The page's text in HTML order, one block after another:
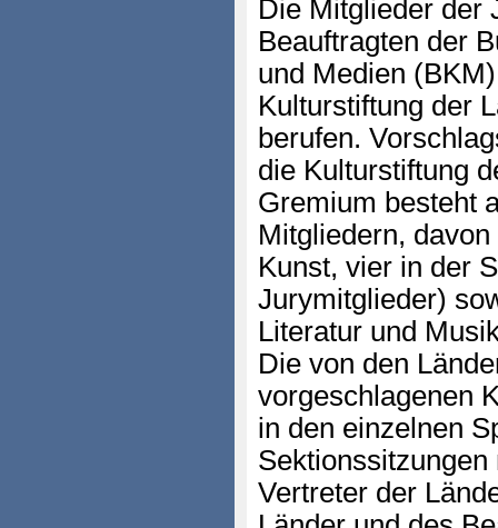
Die Mitglieder der
Beauftragten der
und Medien
Kulturstiftung der
berufen.
die Kulturstiftung
Gremium besteht
Mitgliedern,
Kunst, vier in der
Jurymitglieder)
Literatur und
Die von den
vorgeschlagenen
in den einzelnen
Vertreter der